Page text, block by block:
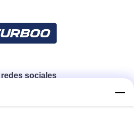
redes sociales